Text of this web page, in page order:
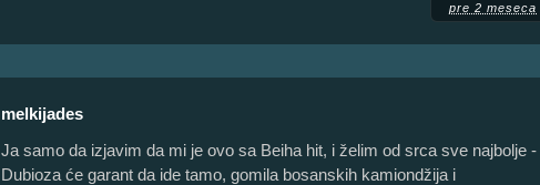
pre 2 meseca
melkijades
Ja samo da izjavim da mi je ovo sa Beiha hit, i želim od srca sve najbolje -
Dubioza će garant da ide tamo, gomila bosanskih kamiondžija i